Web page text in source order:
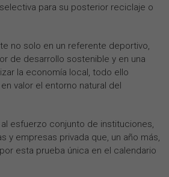
para su posterior reciclaje o
no solo en un referente deportivo,
de desarrollo sostenible y en una
la economía local, todo ello
valor el entorno natural del
esfuerzo conjunto de instituciones,
y empresas privada que, un año más,
esta prueba única en el calendario